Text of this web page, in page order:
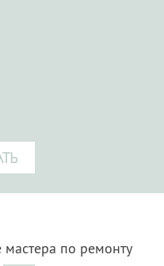
по ремонту